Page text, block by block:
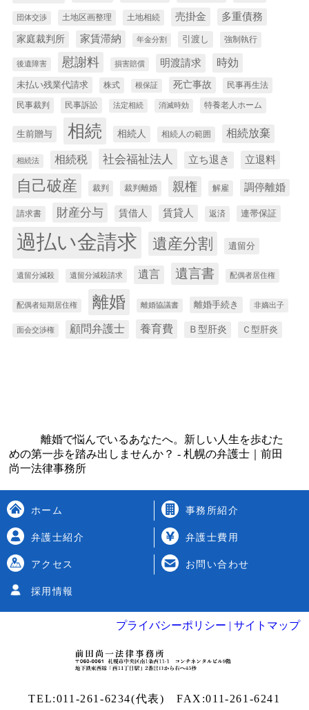
団体交渉 土地区画整理 土地相続 売掛金 多重債務
家庭裁判所 家賃滞納 年金分割 引渡し 強制執行
後遺障害 慰謝料 損害賠償 明渡請求 時効
未払い残業代請求 株式 根保証 死亡事故 民事再生法
民事裁判 民事訴訟 法定相続 消滅時効 特養老人ホーム
生前贈与 相続 相続人 相続人の範囲 相続放棄
相続法 相続税 社会福祉法人 立ち退き 立退料
自己破産 裁判 裁判離婚 親権 解雇 調停離婚
請求書 財産分与 賃借人 賃貸人 返済 連帯保証
過払い金請求 遺産分割 遺留分
遺留分減殺 遺留分減殺請求 遺言 遺言書 配偶者居住権
配偶者短期居住権 離婚 離婚協議書 離婚手続き 非嫡出子
面会交渉権 顧問弁護士 養育費 Ｂ型肝炎 Ｃ型肝炎
離婚で悩んでいるあなたへ。新しい人生を歩むた
めの第一歩を踏み出しませんか？ - 札幌の弁護士｜前田
尚一法律事務所
ホーム 事務所紹介
弁護士紹介 弁護士費用
アクセス お問い合わせ
採用情報
プライバシーポリシー | サイトマップ
TEL:011-261-6234(代表) FAX:011-261-6241